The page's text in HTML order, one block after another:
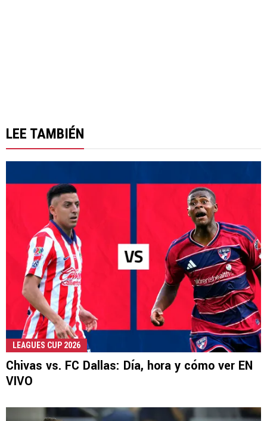
LEE TAMBIÉN
LEAGUES CUP 2026
Chivas vs. FC Dallas: Día, hora y cómo ver EN
VIVO